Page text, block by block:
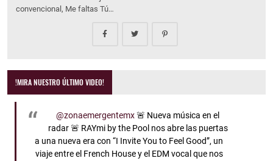
convencional, Me faltas Tú…
!MIRA NUESTRO ÚLTIMO VIDEO!
@zonaemergentemx🚨 Nueva música en el
radar 🚨 RAYmi by the Pool nos abre las puertas
a una nueva era con “I Invite You to Feel Good”, un
viaje entre el French House y el EDM vocal que nos